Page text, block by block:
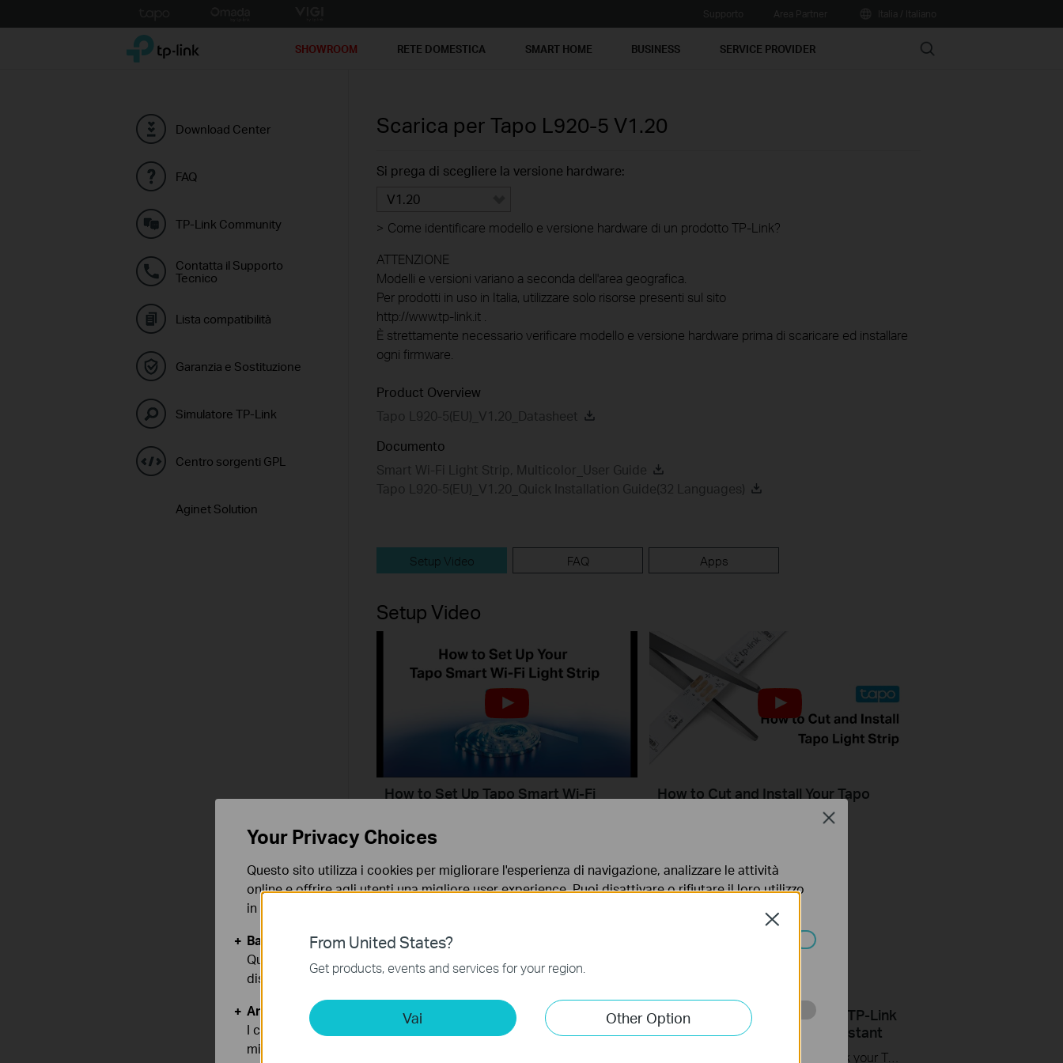
to
TP-Link, Reliably Smart SHOWROOM RETE DOMESTICA SMART HOME BUSINESS SERVICE PROVIDER Search
Download Center
FAQ
TP-Link Community
Contatta il Supporto
Tecnico
Lista compatibilità
Garanzia e Sostituzione
Simulatore TP-Link
Centro sorgenti GPL
Aginet Solution
Scarica per Tapo L920-5 V1.20
Si prega di scegliere la versione hardware:
V1.20
> Come identificare modello e versione hardware di un prodotto TP-Link?
ATTENZIONE
Modelli e versioni variano a seconda dell'area geografica.
Per prodotti in uso in Italia, utilizzare solo risorse presenti sul sito
http://www.tp-link.it .
È strettamente necessario verificare modello e versione hardware prima di scaricare ed installare
ogni firmware.
Product Overview
Tapo L920-5(EU)_V1.20_Datasheet
Documento
Smart Wi-Fi Light Strip, Multicolor_User Guide
Tapo L920-5(EU)_V1.20_Quick Installation Guide(32 Languages)
Setup Video FAQ Apps
Setup Video
How to Set Up Tapo Smart Wi-Fi
How to Cut and Install Your Tapo
How to Reset Your Tapo Smart Wi-Fi
Light Strip
Quick Tips: How to Link your TP-Link
Tapo Account to Google Assistant
This video will show you how to link your TP-Link Tapo account to Google Assistant
From United States?
Get products, events and services for your region.
Vai Other Option
Close
Your Privacy Choices
Questo sito utilizza i cookies per migliorare l'esperienza di navigazione, analizzare le attività
online e offrire agli utenti una migliore user experience. Puoi disattivare o rifiutare il loro utilizzo
in qualunque momento. Per maggiori informazioni consulta la nostra
Basic Cookies
Questi cookies sono necessari per il corretto funzionamento del sito e non possono essere
disattivati nel tuo sistema.
Analytics e Marketing Cookies
I cookies analitici ci permettono di analizzare le tue attività sul nostro sito allo scopo di
migliorarne le funzionalità.
Close